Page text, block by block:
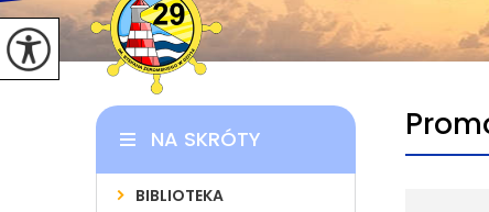
NA SKRÓTY
BIBLIOTEKA